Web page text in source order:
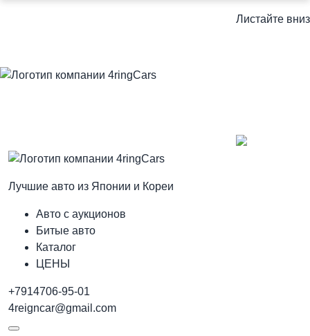
Листайте вниз
Лучшие авто из Японии и Кореи
Авто с аукционов
Битые авто
Каталог
ЦЕНЫ
+7914706-95-01
4reigncar@gmail.com